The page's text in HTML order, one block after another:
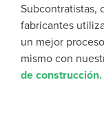
Subcontratistas,
fabricantes
un mejor
mismo con
de construcción.